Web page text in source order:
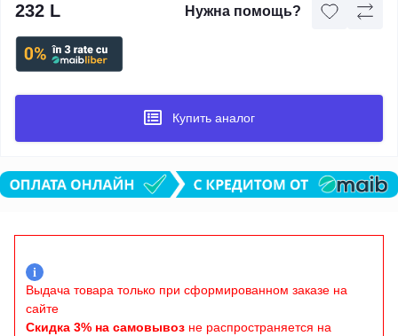
232 L Нужна помощь?
Купить аналог
i
Выдача товара только при сформированном заказе на
сайте
Скидка 3% на самовывоз не распространяется на